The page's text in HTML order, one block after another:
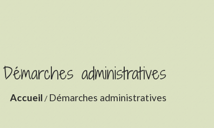
Démarches administratives
Accueil / Démarches administratives